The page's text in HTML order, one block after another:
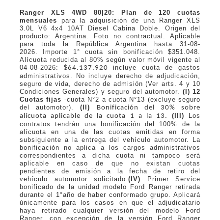
Ranger XLS 4WD 80|20: Plan de 120 cuotas
mensuales para la adquisición de una Ranger XLS
3.0L V6 4x4 10AT Diesel Cabina Doble. Origen del
producto: Argentina. Foto no contractual. Aplicable
para toda la República Argentina hasta 31-08-
2026. Importe 1° cuota sin bonificación $351.048.
Alícuota reducida al 80% según valor móvil vigente al
04-08-2026: $64.137.920 incluye cuota de gastos
administrativos. No incluye derecho de adjudicación,
seguro de vida, derecho de admisión (Ver arts. 4 y 10
Condiciones Generales) y seguro del automotor.
(I) 12
Cuotas fijas -cuota N°2 a cuota N°13 (excluye seguro
del automotor).(II)
Bonificación del 30% sobre
alícuota aplicable de la cuota 1 a la 13.
(III) Los
contratos tendrán una bonificación del 100% de la
alícuota en una de las cuotas emitidas en forma
subsiguiente a la entrega del vehículo automotor. La
bonificación no aplica a los cargos administrativos
correspondientes a dicha cuota ni tampoco será
aplicable en caso de que no existan cuotas
pendientes de emisión a la fecha de retiro del
vehículo automotor solicitado. (IV) Primer Service
bonificado de la unidad modelo Ford Ranger retirada
durante el 1°año de haber conformado grupo. Aplicará
únicamente para los casos en que el adjudicatario
haya retirado cualquier versión del modelo Ford
Ranger, con excepción de la versión Ford Ranger